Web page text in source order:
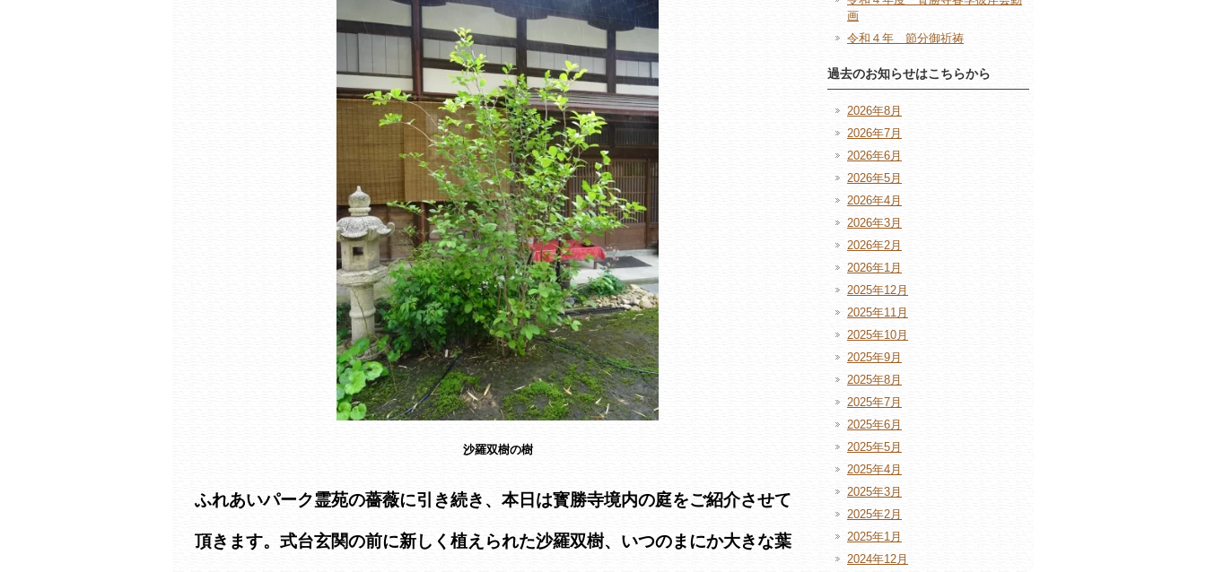
沙羅双樹の樹
ふれあいパーク霊苑の薔薇に引き続き、本日は寳勝寺境内の庭をご紹介させて
頂きます。式台玄関の前に新しく植えられた沙羅双樹、いつのまにか大きな葉
画
令和４年 節分御祈祷
過去のお知らせはこちらから
2026年8月
2026年7月
2026年6月
2026年5月
2026年4月
2026年3月
2026年2月
2026年1月
2025年12月
2025年11月
2025年10月
2025年9月
2025年8月
2025年7月
2025年6月
2025年5月
2025年4月
2025年3月
2025年2月
2025年1月
2024年12月